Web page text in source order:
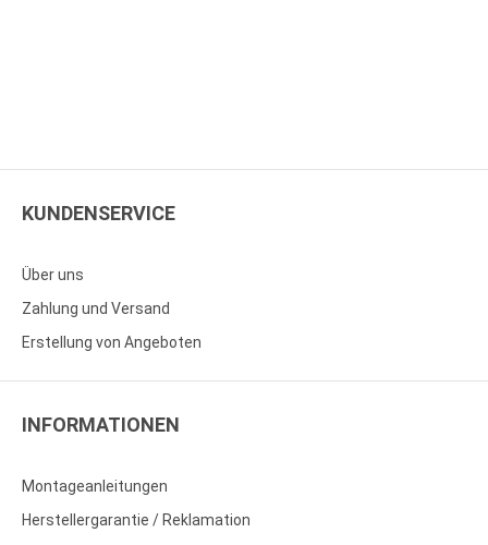
KUNDENSERVICE
Über uns
Zahlung und Versand
Erstellung von Angeboten
INFORMATIONEN
Montageanleitungen
Herstellergarantie / Reklamation